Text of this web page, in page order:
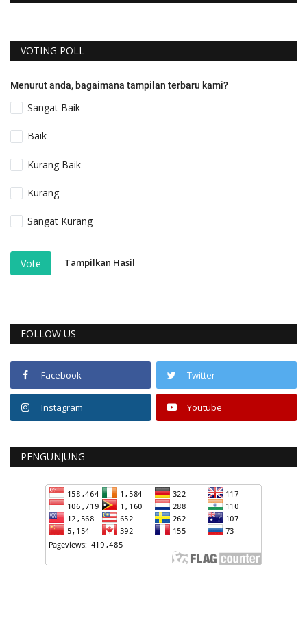
VOTING POLL
Menurut anda, bagaimana tampilan terbaru kami?
Sangat Baik
Baik
Kurang Baik
Kurang
Sangat Kurang
Vote Tampilkan Hasil
FOLLOW US
Facebook Twitter
Instagram Youtube
PENGUNJUNG